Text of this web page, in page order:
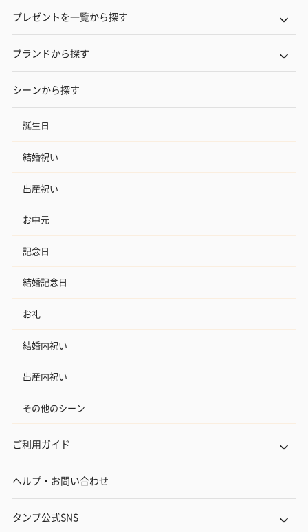
プレゼントを一覧から探す
ブランドから探す
シーンから探す
誕生日
結婚祝い
出産祝い
お中元
記念日
結婚記念日
お礼
結婚内祝い
出産内祝い
その他のシーン
ご利用ガイド
ヘルプ・お問い合わせ
タンプ公式SNS